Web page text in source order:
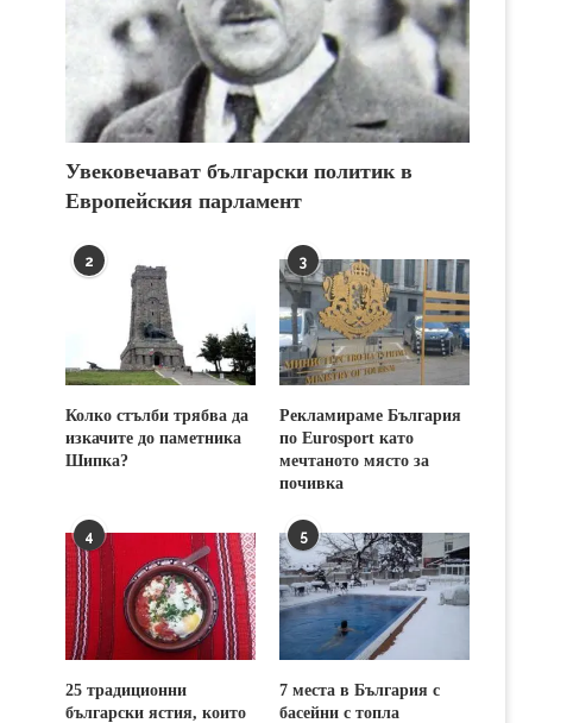
Увековечават български политик в
Европейския парламент
2
Колко стълби трябва да
изкачите до паметника
Шипка?
3
Рекламираме България
по Eurosport като
мечтаното място за
почивка
4
25 традиционни
български ястия, които
5
7 места в България с
басейни с топла